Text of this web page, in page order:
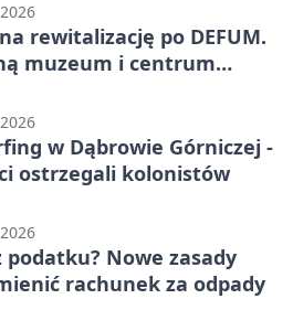
rewitalizację po DEFUM.
muzeum i centrum
w Dąbrowie Górniczej -
ostrzegali kolonistów
podatku? Nowe zasady
rachunek za odpady